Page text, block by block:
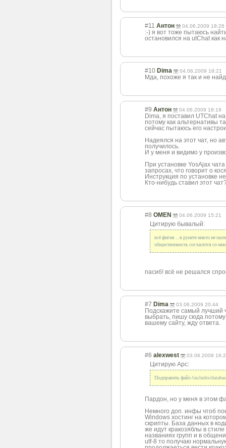
#11 Антон 04.06.2009 18:26
:-) я вот тоже пытаюсь
остановился на utChat как
#10 Dima 04.06.2009 18:21
Мда, похоже я так и не
#9 Антон 04.06.2009 18:19
Dima, я поставил UTChat
потому как альтернативы
сейчас пытаюсь его
Надеялся на этот чат, но
получилось.
И у меня и видимо у
При установке YosAjax
запросах, что говорит о
Инструкция по установке
Кто-нибудь ставил этот
#8 OMEN 04.06.2009 15:21
Цитирую бывалый:
всё фигня ... в рунете никто не
общественность согласятся со
пасиб! всё не решался
#7 Dima 03.06.2009 20:44
Подскажите самый лучший
выбрать, пишу сюда
вашему сайту, жду ответа.
#6 alexwest 03.06.2009
Цитирую Арс:
Подправить файл /includes/
Пардон, но у меня в этом
Немного доп. инфы чтоб
Windows хостинг на
скрипты. База данных в
же идут кракозяблы в
названиях групп и в
utf-8 то получаю